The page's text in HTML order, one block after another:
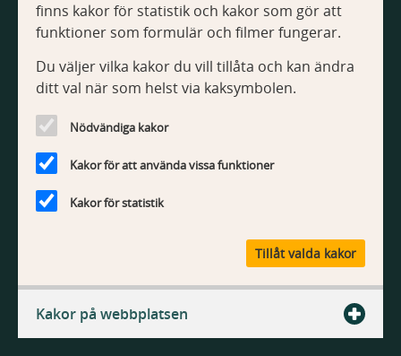
finns kakor för statistik och kakor som gör att
funktioner som formulär och filmer fungerar.
Du väljer vilka kakor du vill tillåta och kan ändra
ditt val när som helst via kaksymbolen.
Nödvändiga kakor
Kakor för att använda vissa funktioner
Kakor för statistik
Tillåt valda kakor
Kakor på webbplatsen